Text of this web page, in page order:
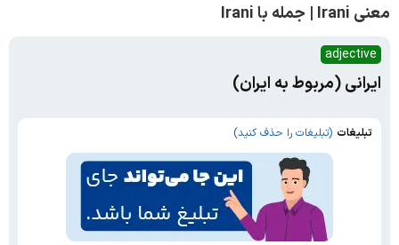
معنی Irani | جمله با Irani
adjective
ایرانی (مربوط به ایران)
تبلیغات (تبلیغات را حذف کنید)